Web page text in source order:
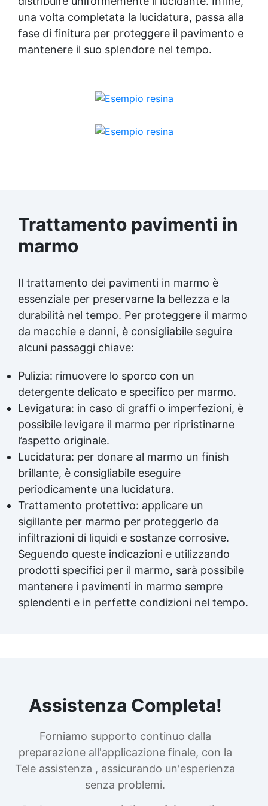
Cariche per Epossidici Cariche Epossidiche
Adesivo bicomponente epossidico Colla
bicomponente epossidica Pavimento
epossidico Acquista Glitter Epossidico
Applicazioni di Epossidici Colle epossidiche
bicomponente Pavimento epossidico pro e
contro Epossidica Colla epossidica plastica
una volta completata la lucidatura, passa alla
fase di finitura per proteggere il pavimento e
mantenere il suo splendore nel tempo.
Trattamento pavimenti in
marmo
Il trattamento dei pavimenti in marmo è
essenziale per preservarne la bellezza e la
durabilità nel tempo. Per proteggere il marmo
da macchie e danni, è consigliabile seguire
alcuni passaggi chiave:
Pulizia: rimuovere lo sporco con un
detergente delicato e specifico per marmo.
Levigatura: in caso di graffi o imperfezioni, è
possibile levigare il marmo per ripristinarne
l’aspetto originale.
Lucidatura: per donare al marmo un finish
brillante, è consigliabile eseguire
periodicamente una lucidatura.
Trattamento protettivo: applicare un
sigillante per marmo per proteggerlo da
infiltrazioni di liquidi e sostanze corrosive.
Seguendo queste indicazioni e utilizzando
prodotti specifici per il marmo, sarà possibile
mantenere i pavimenti in marmo sempre
splendenti e in perfette condizioni nel tempo.
Assistenza Completa!
Forniamo supporto continuo dalla
preparazione all'applicazione finale, con la
Tele assistenza , assicurando un'esperienza
senza problemi.